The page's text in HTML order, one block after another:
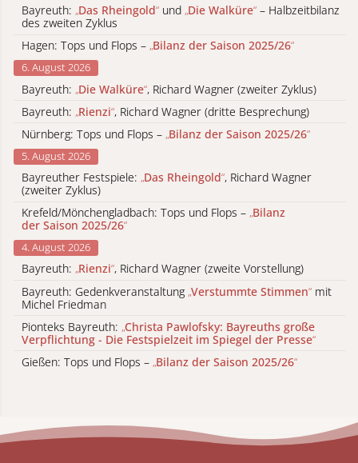
Bayreuth: „Das Rheingold“ und „Die Walküre“ – Halbzeitbilanz
des zweiten Zyklus
Hagen: Tops und Flops – „Bilanz der Saison 2025/26“
6. August 2026
Bayreuth: „Die Walküre“, Richard Wagner (zweiter Zyklus)
Bayreuth: „Rienzi“, Richard Wagner (dritte Besprechung)
Nürnberg: Tops und Flops – „Bilanz der Saison 2025/26“
5. August 2026
Bayreuther Festspiele: „Das Rheingold“, Richard Wagner
(zweiter Zyklus)
Krefeld/Mönchengladbach: Tops und Flops – „Bilanz
der Saison 2025/26“
4. August 2026
Bayreuth: „Rienzi“, Richard Wagner (zweite Vorstellung)
Bayreuth: Gedenkveranstaltung „Verstummte Stimmen“ mit
Michel Friedman
Pionteks Bayreuth: „Christa Pawlofsky: Bayreuths große
Verpflichtung - Die Festspielzeit im Spiegel der Presse“
Gießen: Tops und Flops – „Bilanz der Saison 2025/26“